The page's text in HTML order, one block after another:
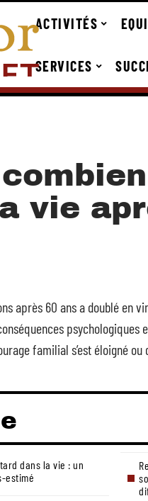
ACTIVITÉS
SERVICES
vie
après 60 ans a doublé en
psychologiques
familial s’est éloigné
dans la vie : un
estimé